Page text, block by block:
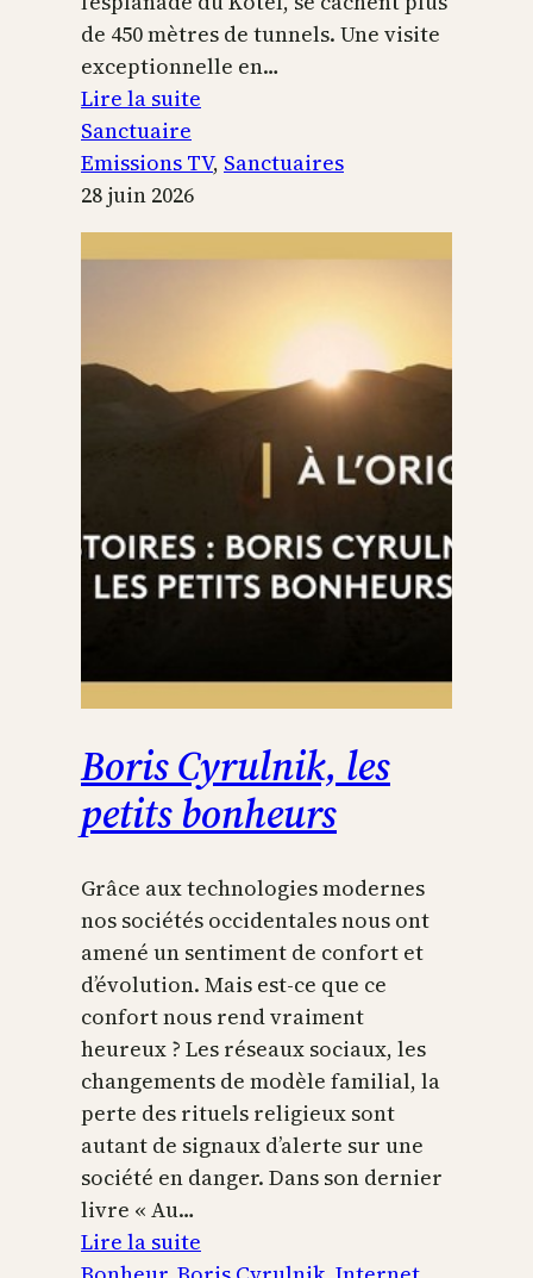
de 450 mètres de tunnels. Une visite
exceptionnelle en…
Lire la suite
Temple
Jérusalem
Sanctuaire
Emissions TV, Sanctuaires
28 juin 2026
Boris Cyrulnik, les
petits bonheurs
Grâce aux technologies modernes
nos sociétés occidentales nous ont
amené un sentiment de confort et
d’évolution. Mais est-ce que ce
confort nous rend vraiment
heureux ? Les réseaux sociaux, les
changements de modèle familial, la
perte des rituels religieux sont
autant de signaux d’alerte sur une
société en danger. Dans son dernier
livre « Au…
Lire la suite